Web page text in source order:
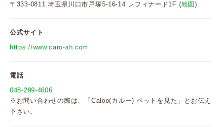
〒333-0811 埼玉県川口市戸塚5-16-14 レフィナード1F (地図 )
公式サイト
https://www.caro-ah.com
電話
048-299-4606
※お問い合わせの際は、「Caloo(カルー) ペットを見た」とお伝え
下さい。